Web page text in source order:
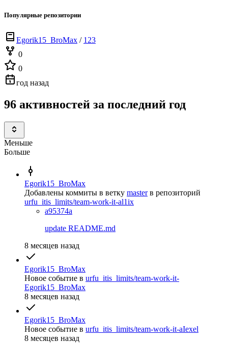
Популярные репозитории
Egorik15_BroMax / 123
0
0
год назад
96 активностей за последний год
Меньше
Больше
Egorik15_BroMax
Добавлены коммиты в ветку master в репозиторий
urfu_itis_limits/team-work-it-al1ix
a95374a
update README.md
8 месяцев назад
Egorik15_BroMax
Новое событие в urfu_itis_limits/team-work-it-
Egorik15_BroMax
8 месяцев назад
Egorik15_BroMax
Новое событие в urfu_itis_limits/team-work-it-aIexel
8 месяцев назад